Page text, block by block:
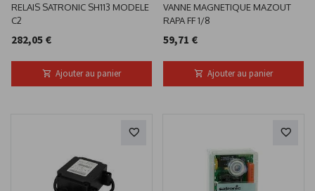
RELAIS SATRONIC SH113 MODELE
C2
282,05 €
Ajouter au panier
VANNE MAGNETIQUE MAZOUT
RAPA FF 1/8
59,71 €
Ajouter au panier